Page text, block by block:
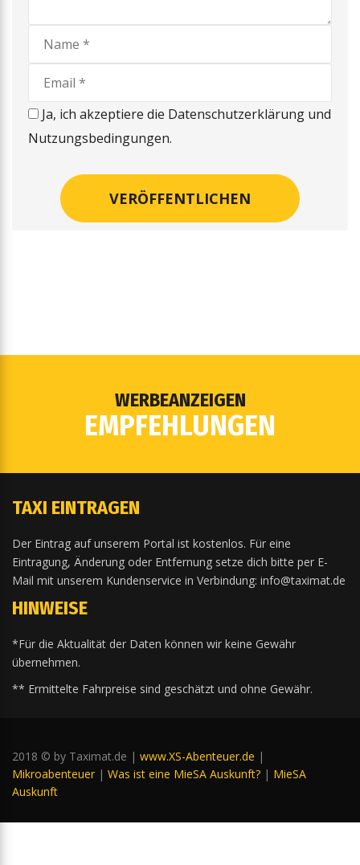
Ja, ich akzeptiere die Datenschutzerklärung und
Nutzungsbedingungen.
WERBEANZEIGEN
EMPFEHLUNGEN
TAXI EINTRAGEN
Der Eintrag auf unserem Portal ist kostenlos. Für eine
Eintragung, Änderung oder Entfernung setze dich bitte per E-
Mail mit unserem Kundenservice in Verbindung: info@taximat.de
HINWEISE
*Für die Aktualität der Daten können wir keine Gewähr
übernehmen.
** Ermittelte Fahrpreise sind geschätzt und ohne Gewähr.
2018 © by Taximat.de | www.XS-Abenteuer.de |
Mikroabenteuer | Was ist eine MieSA Auskunft? | MieSA
Auskunft